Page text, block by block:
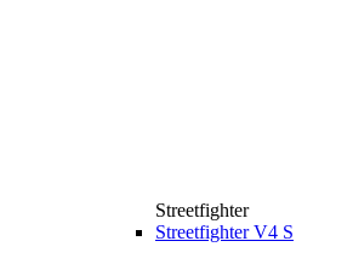
Streetfighter
Streetfighter V4 S